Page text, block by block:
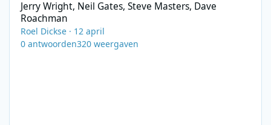
Jerry Wright, Neil Gates, Steve Masters, Dave
Roachman
Roel Dickse · 12 april
0 antwoorden320 weergaven